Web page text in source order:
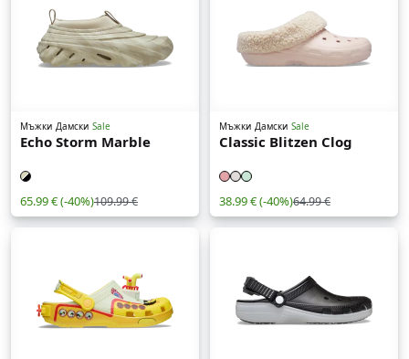
Мъжки Дамски Sale
Echo Storm Marble
65.99 €(-40%)109.99 €
Мъжки Дамски Sale
Classic Blitzen Clog
38.99 €(-40%)64.99 €